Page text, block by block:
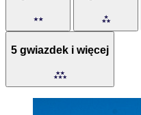
5 gwiazdek i więcej